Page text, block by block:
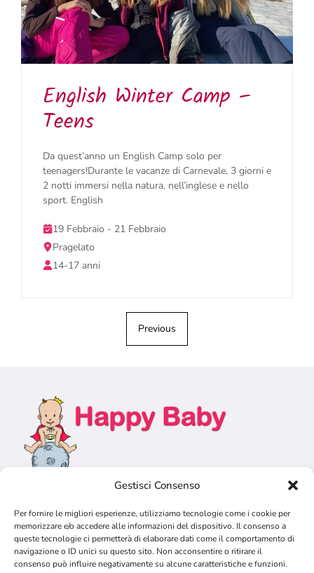
Gestisci Consenso
Per fornire le migliori esperienze, utilizziamo tecnologie come i cookie per
memorizzare e/o accedere alle informazioni del dispositivo. Il consenso a
queste tecnologie ci permetterà di elaborare dati come il comportamento di
navigazione o ID unici su questo sito. Non acconsentire o ritirare il
consenso può influire negativamente su alcune caratteristiche e funzioni.
English Winter Camp –
Teens
Da quest’anno un English Camp solo per
teenagers!Durante le vacanze di Carnevale, 3 giorni e
2 notti immersi nella natura, nell’inglese e nello
sport. English
19 Febbraio - 21 Febbraio
Pragelato
14-17 anni
Previous